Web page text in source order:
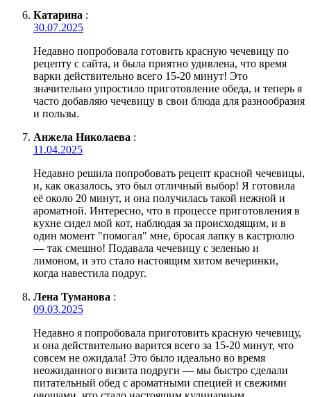
Катарина :
30.07.2025
Недавно попробовала готовить красную чечевицу по
рецепту с сайта, и была приятно удивлена, что время
варки действительно всего 15-20 минут! Это
значительно упростило приготовление обеда, и теперь я
часто добавляю чечевицу в свои блюда для разнообразия
и пользы.
Анжела Николаева :
11.04.2025
Недавно решила попробовать рецепт красной чечевицы,
и, как оказалось, это был отличный выбор! Я готовила
её около 20 минут, и она получилась такой нежной и
ароматной. Интересно, что в процессе приготовления в
кухне сидел мой кот, наблюдая за происходящим, и в
один момент "помогал" мне, бросая лапку в кастрюлю
— так смешно! Подавала чечевицу с зеленью и
лимоном, и это стало настоящим хитом вечеринки,
когда навестила подруг.
Лена Туманова :
09.03.2025
Недавно я попробовала приготовить красную чечевицу,
и она действительно варится всего за 15-20 минут, что
совсем не ожидала! Это было идеально во время
неожиданного визита подруги — мы быстро сделали
питательный обед с ароматными специей и свежими